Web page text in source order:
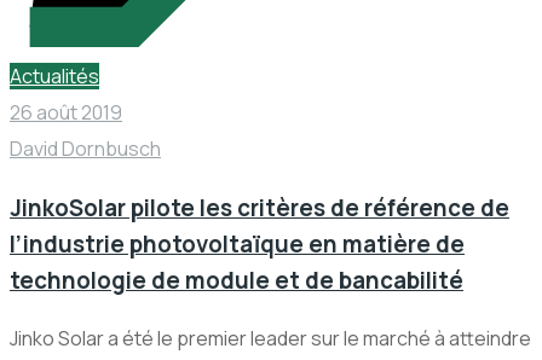
Actualités
26 août 2019
David Dornbusch
JinkoSolar pilote les critères de référence de
l’industrie photovoltaïque en matière de
technologie de module et de bancabilité
Jinko Solar a été le premier leader sur le marché à atteindre